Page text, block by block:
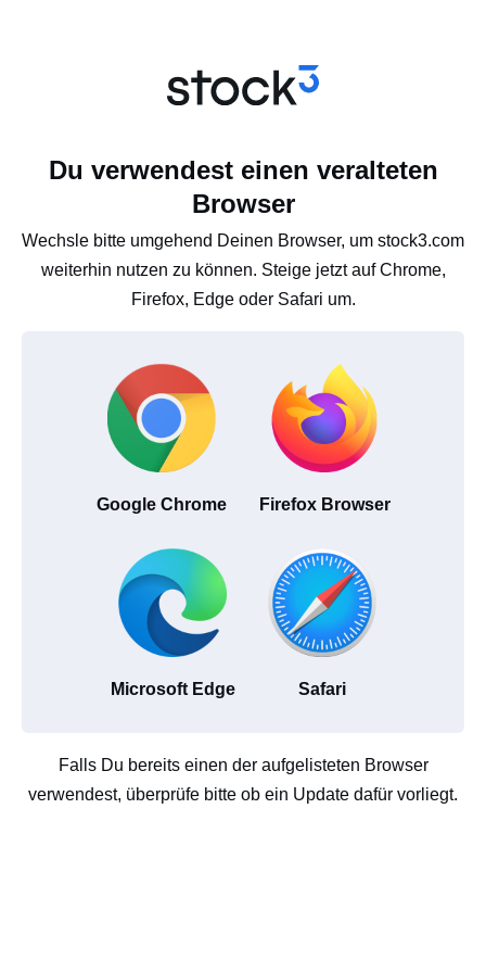
Du verwendest einen veralteten
Browser
Wechsle bitte umgehend Deinen Browser, um stock3.com
weiterhin nutzen zu können. Steige jetzt auf Chrome,
Firefox, Edge oder Safari um.
Google Chrome Firefox Browser
Microsoft Edge Safari
Falls Du bereits einen der aufgelisteten Browser
verwendest, überprüfe bitte ob ein Update dafür vorliegt.